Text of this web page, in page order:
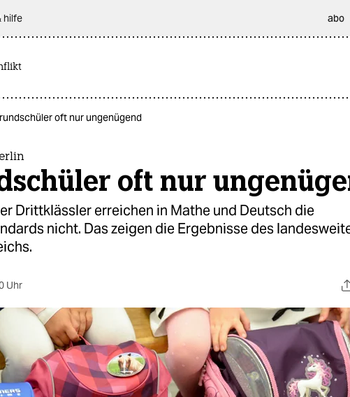
hilfe abo
oft nur ungenügend
oft nur
Drittklässler erreichen in Mathe und Deutsch die
nicht. Das zeigen die Ergebnisse des
Uhr